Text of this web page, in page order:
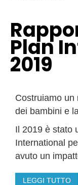
Plan
2019
Costruiamo un
dei bambini e
Il 2019 è stato
International
avuto un
LEGGI TUTTO